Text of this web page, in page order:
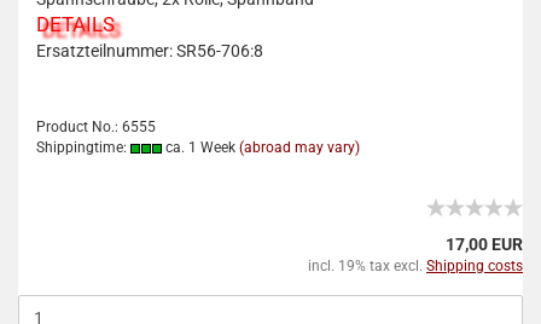
DETAILS
Ersatzteilnummer: SR56-706:8
Product No.: 6555
Shippingtime:
ca. 1 Week (abroad may vary)
17,00 EUR
incl. 19% tax excl. Shipping costs